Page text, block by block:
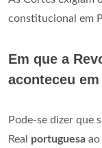
constitucional em
Em que a
aconteceu
Pode-se dizer que
Real portuguesa ao